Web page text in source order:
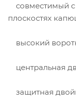
совместимый с
плоскостях
высокий
центральная
защитная